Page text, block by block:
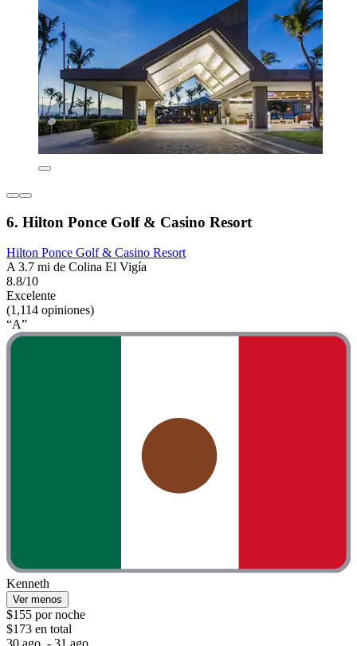
6. Hilton Ponce Golf & Casino Resort
Hilton Ponce Golf & Casino Resort
A 3.7 mi de Colina El Vigía
8.8/10
Excelente
(1,114 opiniones)
“A”
Kenneth
Ver menos
$155 por noche
$173 en total
30 ago. - 31 ago.